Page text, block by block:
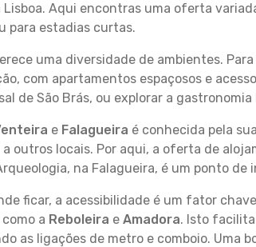
Lisboa. Aqui encontras uma oferta
para estadias curtas.
uma diversidade de ambientes.
com apartamentos espaçosos e
de São Brás, ou explorar a
e Falagueira é conhecida pela
outros locais. Por aqui, a oferta de
na Falagueira, é um ponto
ficar, a acessibilidade é um fator
a Reboleira e Amadora. Isto
as ligações de metro e comboio.